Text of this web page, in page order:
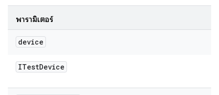
พารามิเตอร์
device
ITestDevice